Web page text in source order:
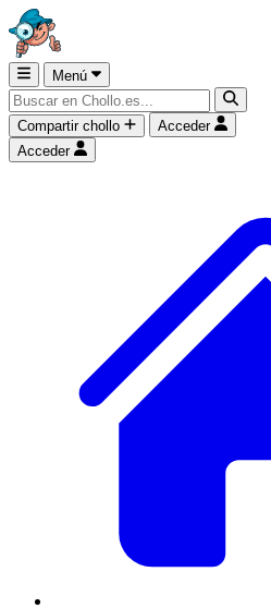
Menú
Compartir chollo
Acceder
Acceder